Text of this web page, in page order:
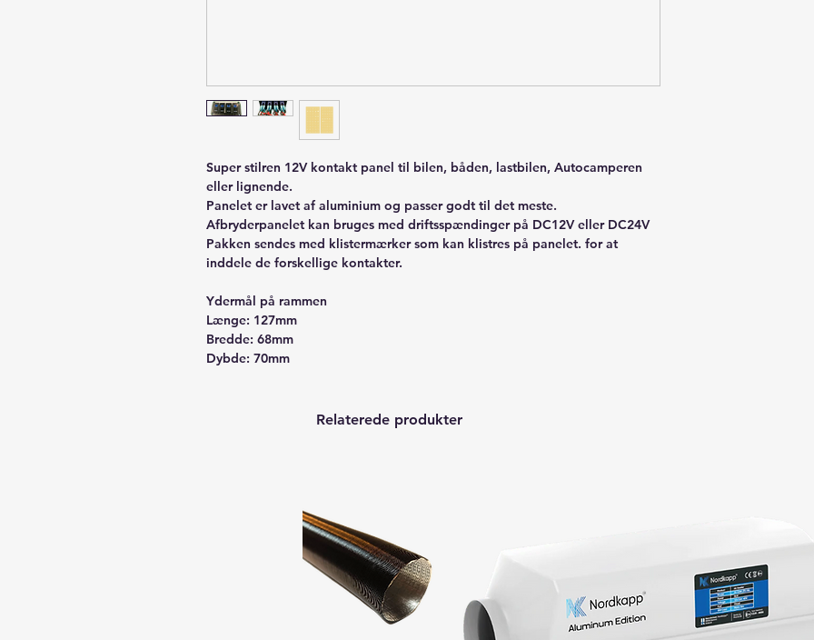
Super stilren 12V kontakt panel til bilen, båden, lastbilen, Autocamperen
eller lignende.
Panelet er lavet af aluminium og passer godt til det meste.
Afbryderpanelet kan bruges med driftsspændinger på DC12V eller DC24V
Pakken sendes med klistermærker som kan klistres på panelet. for at
inddele de forskellige kontakter.
Ydermål på rammen
Længe: 127mm
Bredde: 68mm
Dybde: 70mm
Relaterede produkter